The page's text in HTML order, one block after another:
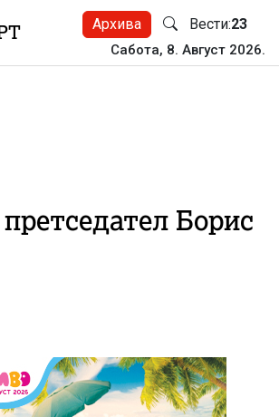
Архива Вести:23
Сабота, 8. Август 2026.
Борис